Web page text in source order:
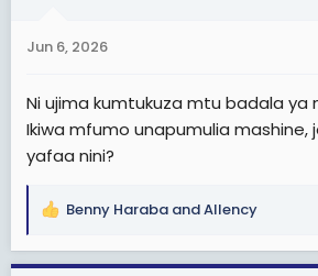
s
Jun 6, 2026
Ni ujima kumtukuza mtu badala ya
Ikiwa mfumo unapumulia mashine,
yafaa nini?
R
a
Benny Haraba andAllency